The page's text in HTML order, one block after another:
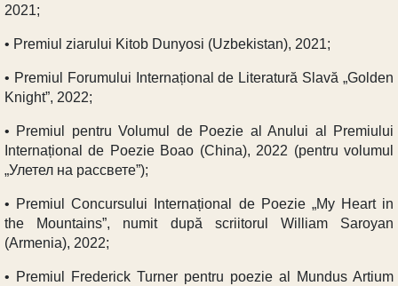
2021;
• Premiul ziarului Kitob Dunyosi (Uzbekistan), 2021;
• Premiul Forumului Internațional de Literatură Slavă „Golden
Knight”, 2022;
• Premiul pentru Volumul de Poezie al Anului al Premiului
Internațional de Poezie Boao (China), 2022 (pentru volumul
„Улетел на рассвете”);
• Premiul Concursului Internațional de Poezie „My Heart in
the Mountains”, numit după scriitorul William Saroyan
(Armenia), 2022;
• Premiul Frederick Turner pentru poezie al Mundus Artium